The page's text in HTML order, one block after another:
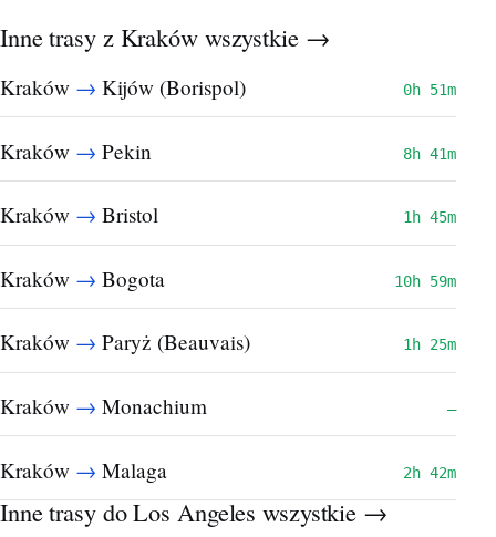
Inne trasy z Kraków wszystkie →
Kraków → Kijów (Borispol) 0h 51m
Kraków → Pekin 8h 41m
Kraków → Bristol 1h 45m
Kraków → Bogota 10h 59m
Kraków → Paryż (Beauvais) 1h 25m
Kraków → Monachium —
Kraków → Malaga 2h 42m
Inne trasy do Los Angeleswszystkie →